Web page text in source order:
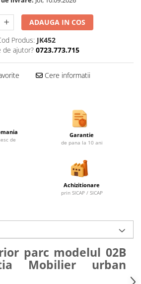
ADAUGA IN COS
Produs: JK452
de ajutor? 0723.773.715
Cere informatii
de
Garantie
de pana la 10 ani
Achizitionare
prin SICAP / SICAP
parc modelul 02B
Mobilier urban